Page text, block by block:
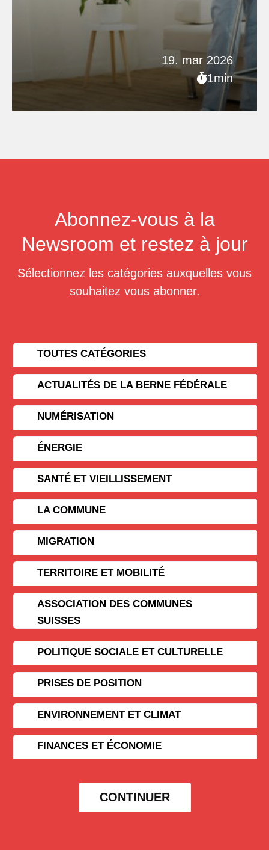
19. mar 2026
1min
Abonnez-vous à la
Newsroom et restez à jour
Sélectionnez les catégories auxquelles vous
souhaitez vous abonner.
TOUTES CATÉGORIES
ACTUALITÉS DE LA BERNE FÉDÉRALE
NUMÉRISATION
ÉNERGIE
SANTÉ ET VIEILLISSEMENT
LA COMMUNE
MIGRATION
TERRITOIRE ET MOBILITÉ
ASSOCIATION DES COMMUNES
SUISSES
POLITIQUE SOCIALE ET CULTURELLE
PRISES DE POSITION
ENVIRONNEMENT ET CLIMAT
FINANCES ET ÉCONOMIE
CONTINUER